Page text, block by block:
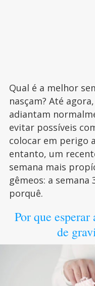
Qual é a melhor
nasçam? Até
adiantam
evitar possíveis
colocar em perigo
entanto, um
semana mais
gêmeos: a semana
porquê.
Por que esperar
de